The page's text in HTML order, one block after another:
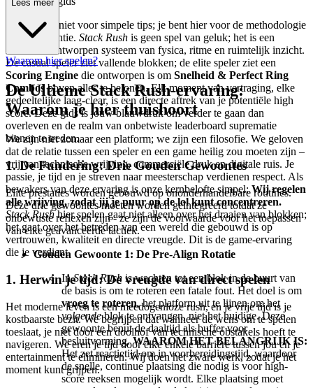
Je bent hier niet voor simpele tips; je bent hier voor de methodologie
van dominantie. Stack Rush is geen spel van geluk; het is een
minutieus ontworpen systeem van fysica, ritme en ruimtelijk inzicht.
De casual speler ziet vallende blokken; de elite speler ziet een
Scoring Engine die ontworpen is om Snelheid & Perfect Ring
Combos boven alles te belonen. Elk moment van vertraging, elke
gedeeltelijke laag-clear, is een directe aftrek van je potentiële high
score. Deze gids is jouw blauwdruk om verder te gaan dan
overleven en de realm van onbetwiste leaderboard suprematie
binnen te treden.
1. De Fundering: Drie Gouden Gewoontes
Elite prestaties worden gebouwd op ononderhandelbare routines.
Deze drie gewoontes moeten worden geïntegreerd totdat ze
onbewuste reflexen zijn - ze zijn de voorwaarde voor het toepassen
van elke geavanceerde tactiek.
Gouden Gewoonte 1: De Pre-Align Rotatie
InStack Rush is wachten tot een blok in de buurt van
de basis is om te roteren een fatale fout. Het doel is om
vroeg te roteren, het platform uit te lijnen om het
volgendeblok te ontvangen, niet het huidige. Deze
gewoonte benut de daaltijd als buffer voor
besluitvorming.WAAROM HET BELANGRIJK IS:
Het zet reactietijd om in voorbereidingstijd, waardoor
de snelle, continue plaatsing die nodig is voor high-
score reeksen mogelijk wordt. Elke plaatsing moet
Lees meer
Waarom hier spelen?
De Ultieme Stack Rush-ervaring:
Waarom je hier thuishoort
We zijn niet zomaar een platform; we zijn een filosofie. We geloven
dat de relatie tussen een speler en een game heilig zou moeten zijn –
vrij van technische wrijving, commerciële druk en digitale ruis. Je
passie, je tijd en je streven naar meesterschap verdienen respect. Als
bewakers van deze ervaring is onze kernbelofte simpel:Wij regelen
alle wrijving, zodat jij je puur op de lol kunt concentreren.
Stack Rushhier spelen gaat niet alleen over het draaien van blokken;
het gaat over het betreden van een wereld die gebouwd is op
vertrouwen, kwaliteit en directe vreugde. Dit is de game-ervaring
die je verdient.
1. Herwin je tijd: De vreugde van direct spelen
Het moderne leven is een meedogenloze rush, en je vrije tijd is je
kostbaarste bezit. We begrijpen dat wanneer de wens om te spelen
toeslaat, je niet door een doolhof van technische obstakels hoeft te
navigeren. We eren je tijd door elke enkele barrière tussen jou en je
entertainment te elimineren. Wij doen het zware werk, zodat je het
moment kunt grijpen.